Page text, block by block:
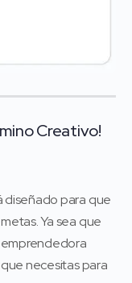
Creativo!
diseñado para que
Ya sea que
necesitas para